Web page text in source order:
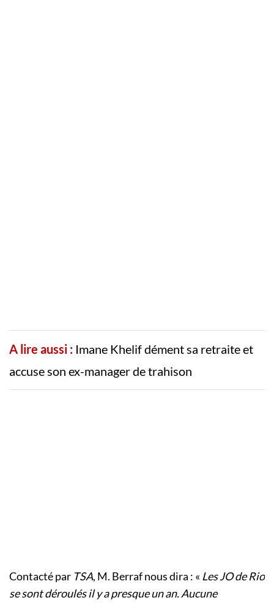
A lire aussi : Imane Khelif dément sa retraite et
accuse son ex-manager de trahison
Contacté par TSA, M. Berraf nous dira : « Les JO de Rio
se sont déroulés il y a presque un an. Aucune